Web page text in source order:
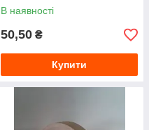
В наявності
50,50 ₴
Купити